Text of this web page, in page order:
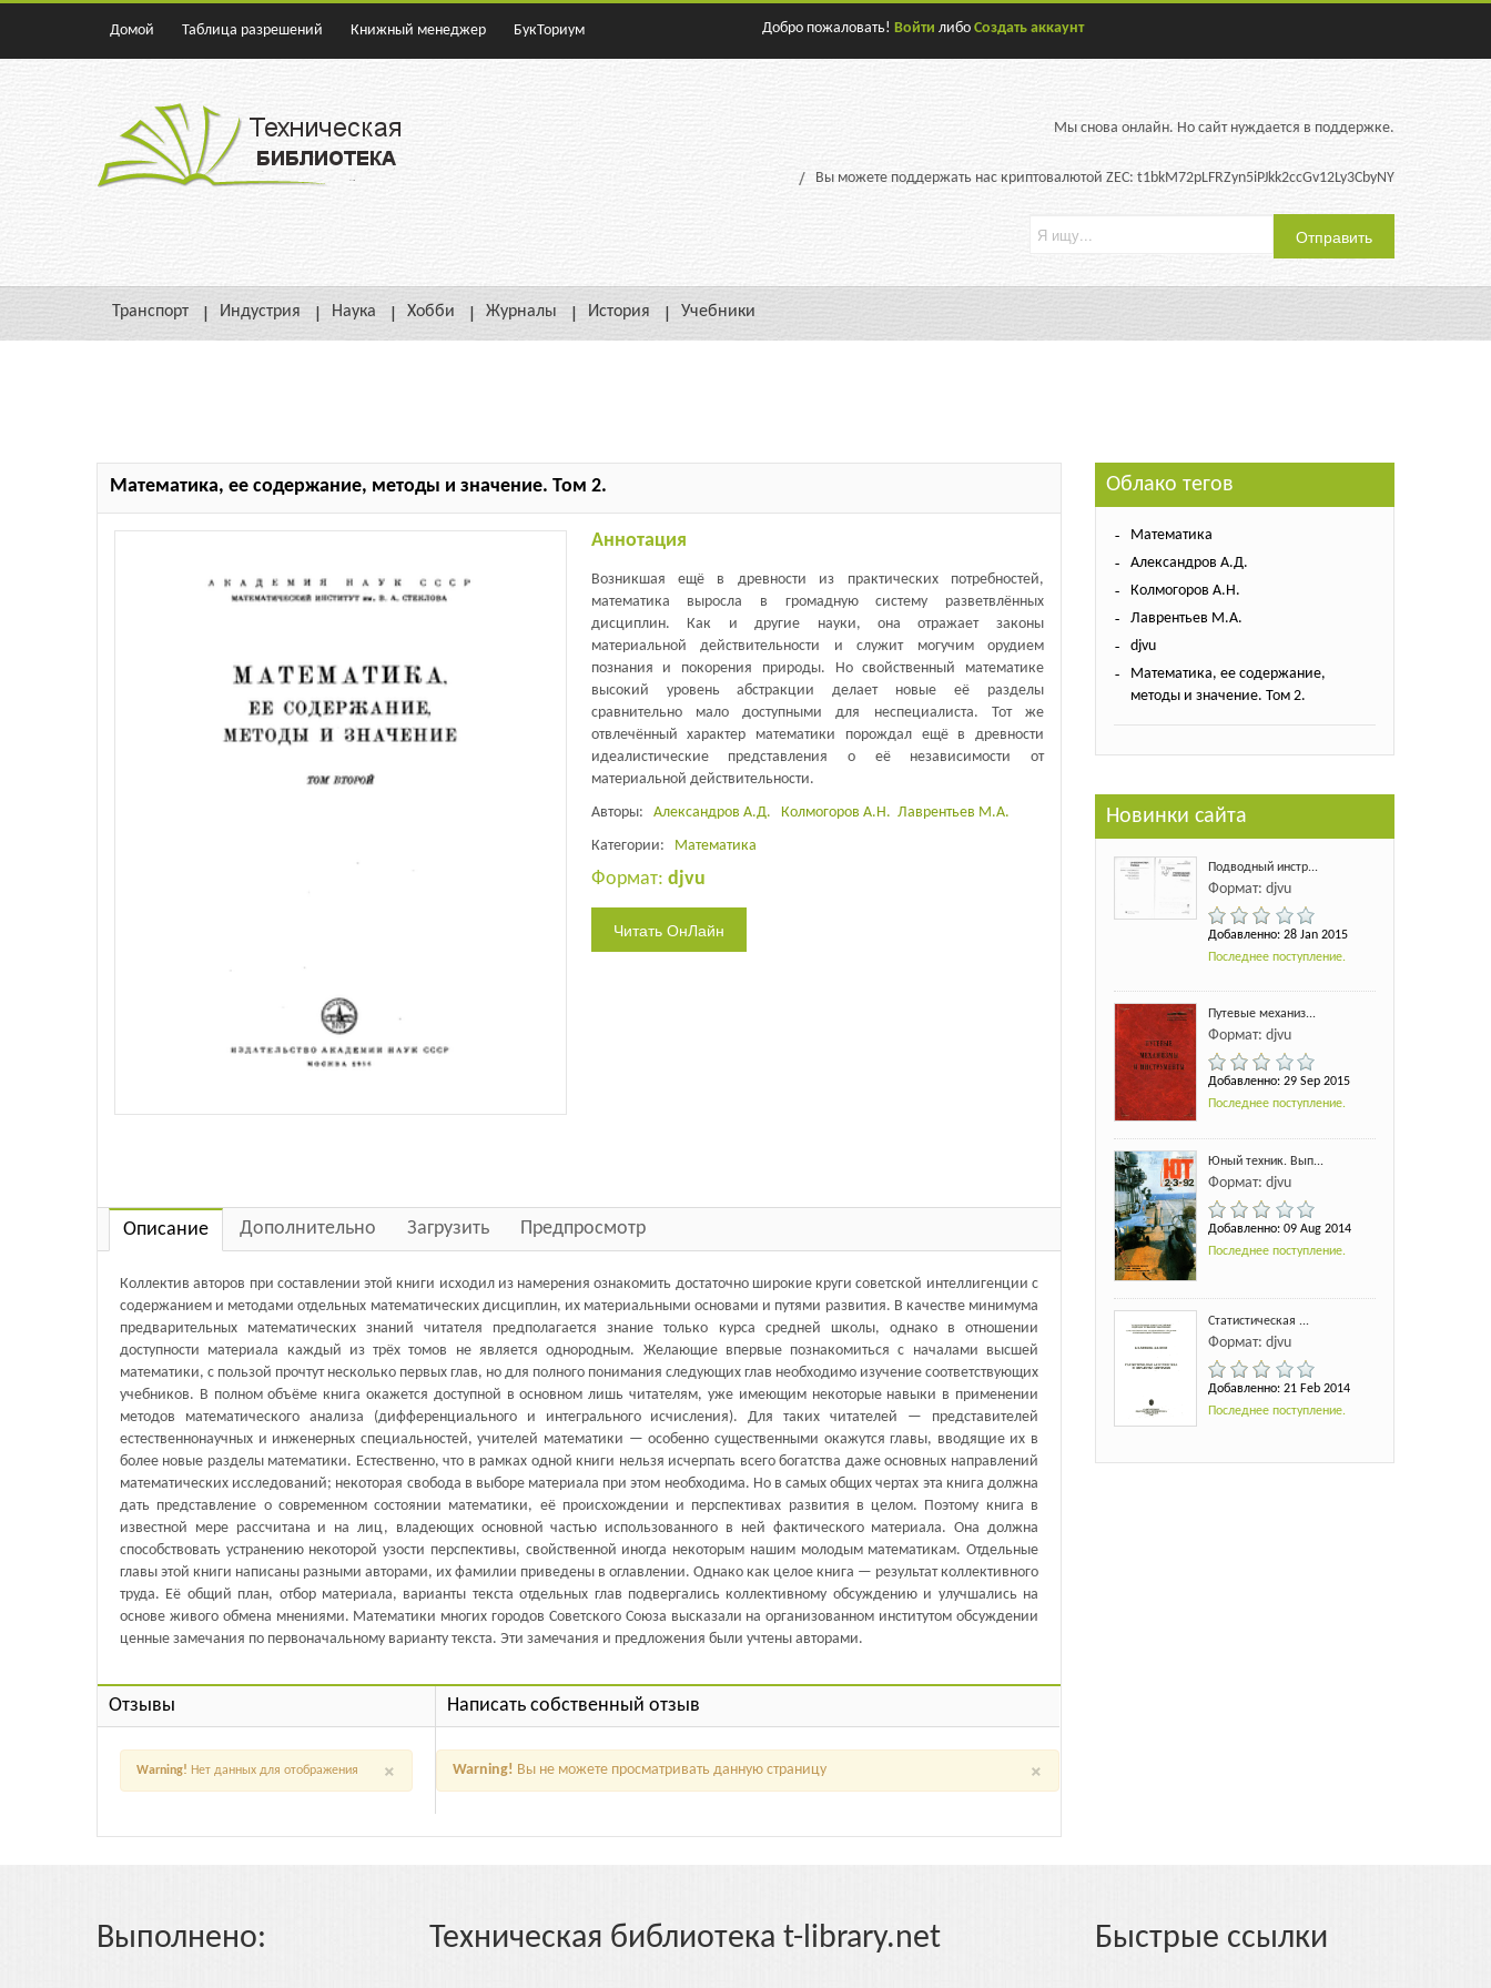
Домой Таблица разрешений Книжный менеджер БукТориум Добро пожаловать! Войти либо Создать аккаунт
Мы снова онлайн. Но сайт нуждается в поддержке.
Вы можете поддержать нас криптовалютой ZEC: t1bkM72pLFRZyn5iPJkk2ccGv12Ly3CbyNY
Транспорт Индустрия Наука Хобби Журналы История Учебники
Математика, ее содержание, методы и значение. Том 2.
Аннотация
Возникшая ещё в древности из практических потребностей,
математика выросла в громадную систему разветвлённых
дисциплин. Как и другие науки, она отражает законы
материальной действительности и служит могучим орудием
познания и покорения природы. Но свойственный математике
высокий уровень абстракции делает новые её разделы
сравнительно мало доступными для неспециалиста. Тот же
отвлечённый характер математики порождал ещё в древности
идеалистические представления о её независимости от
материальной действительности.
Авторы: Александров А.Д. Колмогоров А.Н. Лаврентьев М.А.
Категории:
Математика
Формат: djvu
Описание Дополнительно Загрузить Предпросмотр
Коллектив авторов при составлении этой книги исходил из намерения ознакомить достаточно широкие круги советской интеллигенции с
содержанием и методами отдельных математических дисциплин, их материальными основами и путями развития. В качестве минимума
предварительных математических знаний читателя предполагается знание только курса средней школы, однако в отношении
доступности материала каждый из трёх томов не является однородным. Желающие впервые познакомиться с началами высшей
математики, с пользой прочтут несколько первых глав, но для полного понимания следующих глав необходимо изучение соответствующих
учебников. В полном объёме книга окажется доступной в основном лишь читателям, уже имеющим некоторые навыки в применении
методов математического анализа (дифференциального и интегрального исчисления). Для таких читателей — представителей
естественнонаучных и инженерных специальностей, учителей математики — особенно существенными окажутся главы, вводящие их в
более новые разделы математики. Естественно, что в рамках одной книги нельзя исчерпать всего богатства даже основных направлений
математических исследований; некоторая свобода в выборе материала при этом необходима. Но в самых общих чертах эта книга должна
дать представление о современном состоянии математики, её происхождении и перспективах развития в целом. Поэтому книга в
известной мере рассчитана и на лиц, владеющих основной частью использованного в ней фактического материала. Она должна
способствовать устранению некоторой узости перспективы, свойственной иногда некоторым нашим молодым математикам. Отдельные
главы этой книги написаны разными авторами, их фамилии приведены в оглавлении. Однако как целое книга — результат коллективного
труда. Её общий план, отбор материала, варианты текста отдельных глав подвергались коллективному обсуждению и улучшались на
основе живого обмена мнениями. Математики многих городов Советского Союза высказали на организованном институтом обсуждении
ценные замечания по первоначальному варианту текста. Эти замечания и предложения были учтены авторами.
Отзывы
×
Warning! Нет данных для отображения
Написать собственный отзыв
×
Warning! Вы не можете просматривать данную страницу
Облако тегов
Математика
Александров А.Д.
Колмогоров А.Н.
Лаврентьев М.А.
djvu
Математика, ее содержание,
методы и значение. Том 2.
Новинки сайта
Подводный инстр...
Формат: djvu
Добавленно: 28 Jan 2015
Последнее поступление.
Путевые механиз...
Формат: djvu
Добавленно: 29 Sep 2015
Последнее поступление.
Юный техник. Вып...
Формат: djvu
Добавленно: 09 Aug 2014
Последнее поступление.
Статистическая ...
Формат: djvu
Добавленно: 21 Feb 2014
Последнее поступление.
Выполнено: Техническая библиотека t-library.net Быстрые ссылки